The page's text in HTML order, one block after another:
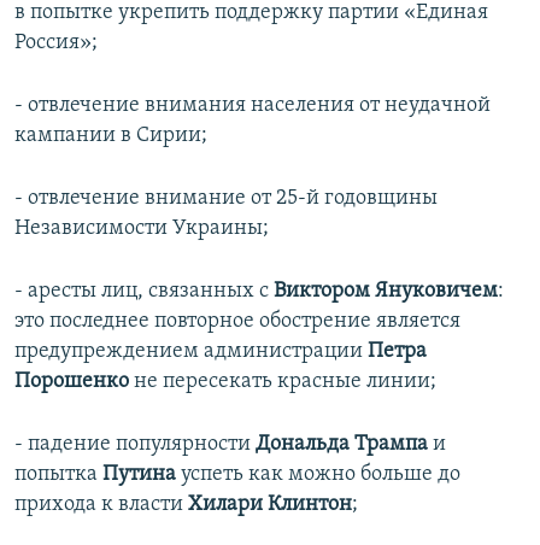
в попытке укрепить поддержку партии «Единая
Россия»;
- отвлечение внимания населения от неудачной
кампании в Сирии;
- отвлечение внимание от 25-й годовщины
Независимости Украины;
- аресты лиц, связанных с Виктором Януковичем:
это последнее повторное обострение является
предупреждением администрации Петра
Порошенко не пересекать красные линии;
- падение популярности Дональда Трампа и
попытка Путина успеть как можно больше до
прихода к власти Хилари Клинтон;